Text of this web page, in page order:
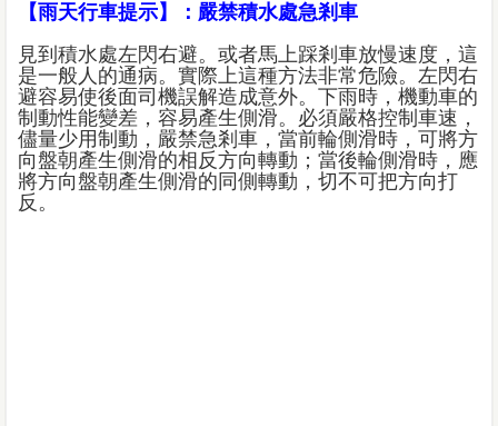
【雨天行車提示】：嚴禁積水處急剎車
見到積水處左閃右避。或者馬上踩剎車放慢速度，這
是一般人的通病。實際上這種方法非常危險。左閃右
避容易使後面司機誤解造成意外。下雨時，機動車的
制動性能變差，容易產生側滑。必須嚴格控制車速，
儘量少用制動，嚴禁急剎車，當前輪側滑時，可將方
向盤朝產生側滑的相反方向轉動；當後輪側滑時，應
將方向盤朝產生側滑的同側轉動，切不可把方向打
反。